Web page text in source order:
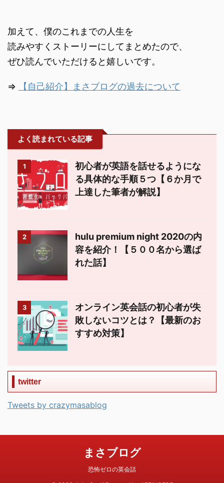
加えて、僕のこれまでの人生を
読みやすくストーリーにしてまとめたので、
ぜひ読んでいただけると嬉しいです。
⇒ 【自己紹介】まさブログの過去について
よく読まれている記事
1
初心者が英語を話せるようにな
る具体的な手順５つ【６か月で
上達した筆者が解説】
2
hulu premium night 2020の内
容を紹介！【５００名から選ば
れた話】
3
オンライン英会話の初心者が失
敗しないコツとは？【最新のお
すすめ対策】
twitter
Tweets by crazymasablog
まさブログ
恐怖ゼロの英会話